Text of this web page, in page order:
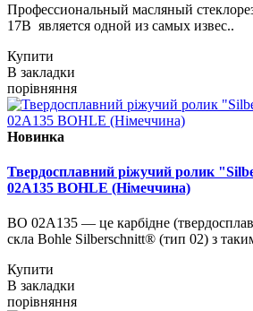
Профессиональный масляный
17B является одной из самых извес..
Купити
В закладки
порівняння
Новинка
Твердосплавний ріжучий ролик
02A135 BOHLE (Німеччина)
BO 02A135 — це карбідне
скла Bohle Silberschnitt® (тип 02) з
Купити
В закладки
порівняння